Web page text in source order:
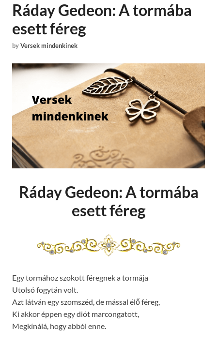
Ráday Gedeon: A tormába
esett féreg
byVersek mindenkinek
Ráday Gedeon: A tormába
esett féreg
Egy tormához szokott féregnek a tormája
Utolsó fogytán volt.
Azt látván egy szomszéd, de mással élő féreg,
Ki akkor éppen egy diót marcongatott,
Megkínálá, hogy abból enne.